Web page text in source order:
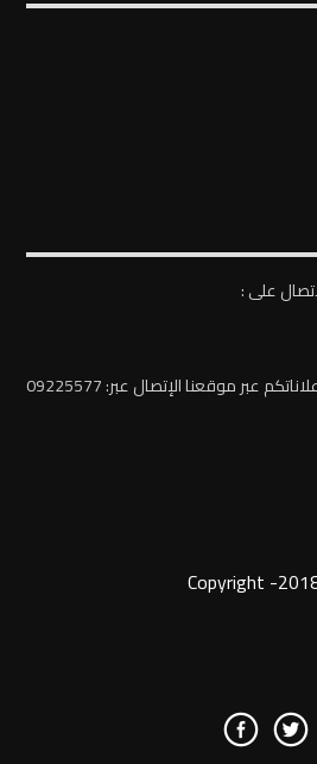
على :
عبر موقعنا الإتصال عبر: 09225577
Copyright -